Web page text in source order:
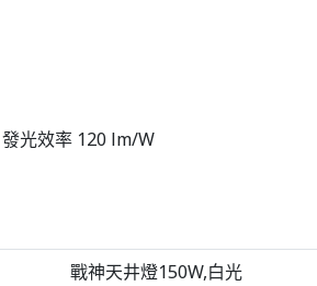
光效率 120 lm/W
戰神天井燈150W,白光